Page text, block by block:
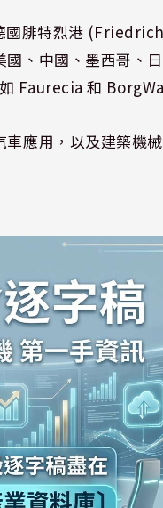
腓特烈港
、中國、墨西哥、
Faurecia 和
應用，以及建築機